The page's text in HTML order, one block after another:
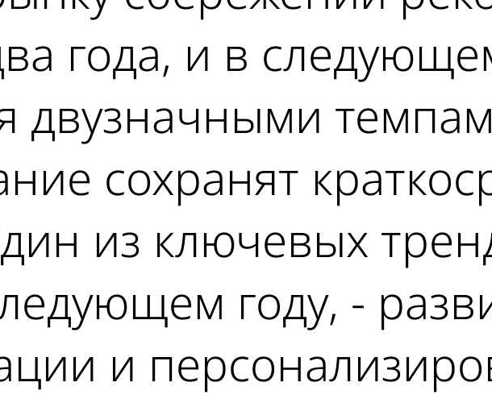
года, и в
двузначными
сохранят
из ключевых
году, -
и